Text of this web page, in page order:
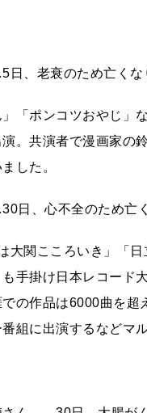
、老衰のため亡くな
「ポンコツおやじ」
。共演者で漫画家の
した。
日、心不全のため亡
大関こころいき」「
手掛け日本レコード
の作品は6000曲を
組に出演するなどマ